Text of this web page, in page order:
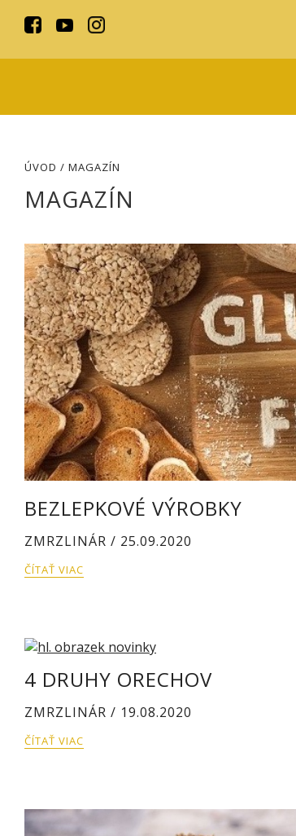
ÚVOD / MAGAZÍN
MAGAZÍN
BEZLEPKOVÉ VÝROBKY
ZMRZLINÁR / 25.09.2020
ČÍTAŤ VIAC
4 DRUHY ORECHOV
ZMRZLINÁR / 19.08.2020
ČÍTAŤ VIAC